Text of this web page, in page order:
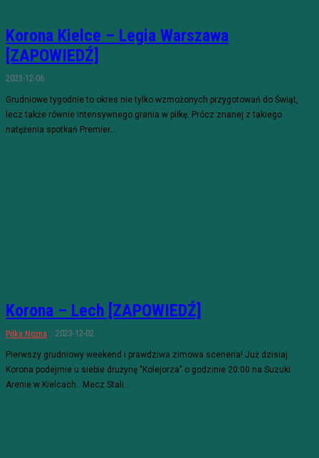
Korona Kielce – Legia Warszawa
[ZAPOWIEDŹ]
2023-12-06
Grudniowe tygodnie to okres nie tylko wzmożonych przygotowań do Świąt,
lecz także równie intensywnego grania w piłkę. Prócz znanej z takiego
natężenia spotkań Premier...
Korona – Lech [ZAPOWIEDŹ]
Piłka Nożna 2023-12-02
Pierwszy grudniowy weekend i prawdziwa zimowa sceneria! Już dzisiaj
Korona podejmie u siebie drużynę "Kolejorza" o godzinie 20:00 na Suzuki
Arenie w Kielcach. Mecz Stali...